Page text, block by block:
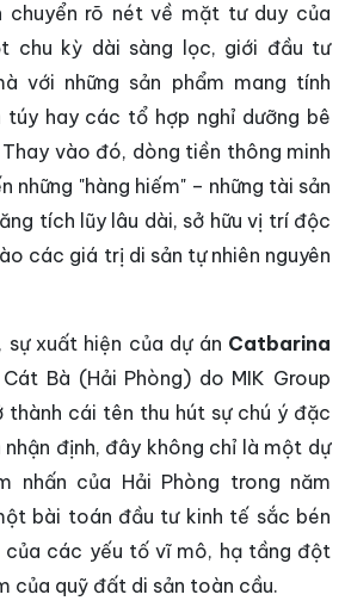
chuyển rõ nét về mặt tư duy của
chu kỳ dài sàng lọc, giới đầu tư
với những sản phẩm mang tính
hay các tổ hợp nghỉ dưỡng bê
vào đó, dòng tiền thông minh
những "hàng hiếm" – những tài sản
tích lũy lâu dài, sở hữu vị trí độc
các giá trị di sản tự nhiên nguyên
xuất hiện của dự án Catbarina
Bà (Hải Phòng) do MIK Group
cái tên thu hút sự chú ý đặc
định, đây không chỉ là một dự
nhấn của Hải Phòng trong năm
bài toán đầu tư kinh tế sắc bén
của các yếu tố vĩ mô, hạ tầng đột
của quỹ đất di sản toàn cầu.